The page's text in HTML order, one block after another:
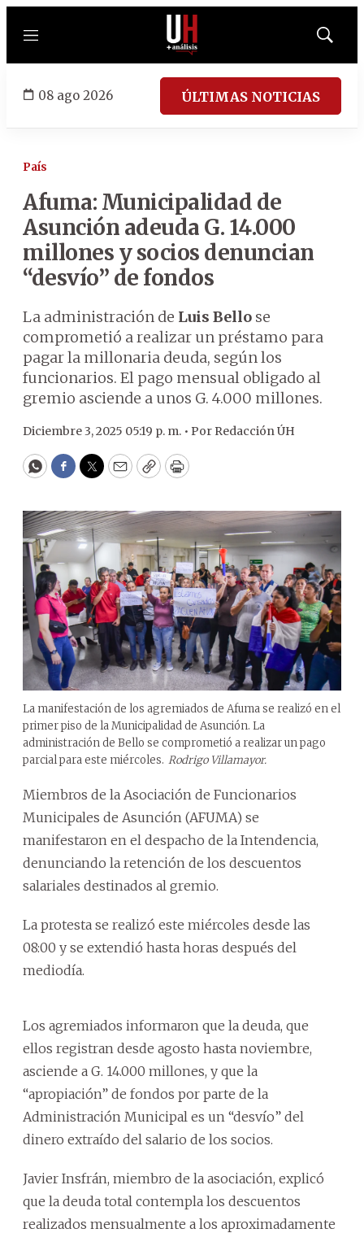
Menú
Mostrar
08 ago 2026 ÚLTIMAS NOTICIAS
País
Afuma: Municipalidad de
Asunción adeuda G. 14.000
millones y socios denuncian
“desvío” de fondos
La administración de Luis Bello se
comprometió a realizar un préstamo para
pagar la millonaria deuda, según los
funcionarios. El pago mensual obligado al
gremio asciende a unos G. 4.000 millones.
Diciembre 3, 2025 05:19 p. m. • Por Redacción ÚH
WhatsApp
Facebook
Twitter
EmailCopyPrint
La manifestación de los agremiados de Afuma se realizó en el
primer piso de la Municipalidad de Asunción. La
administración de Bello se comprometió a realizar un pago
parcial para este miércoles. Rodrigo Villamayor.
Miembros de la Asociación de Funcionarios
Municipales de Asunción (AFUMA) se
manifestaron en el despacho de la Intendencia,
denunciando la retención de los descuentos
salariales destinados al gremio.
La protesta se realizó este miércoles desde las
08:00 y se extendió hasta horas después del
mediodía.
Los agremiados informaron que la deuda, que
ellos registran desde agosto hasta noviembre,
asciende a G. 14.000 millones, y que la
“apropiación” de fondos por parte de la
Administración Municipal es un “desvío” del
dinero extraído del salario de los socios.
Javier Insfrán, miembro de la asociación, explicó
que la deuda total contempla los descuentos
realizados mensualmente a los aproximadamente